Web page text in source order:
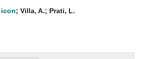
; Villa, A.; Prati, L.